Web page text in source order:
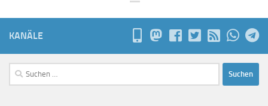
KANÄLE
Suchen
nach: